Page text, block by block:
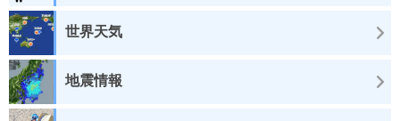
世界天気
地震情報